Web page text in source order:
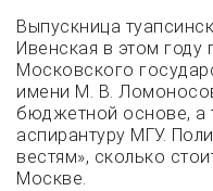
Выпускница
Ивенская в этом году
Московского
имени М. В.
бюджетной основе, а
аспирантуру МГУ.
вестям», сколько
Москве.